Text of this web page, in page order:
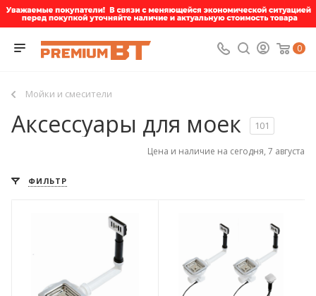
0
Мойки и смесители
Аксессуары для моек 101
Цена и наличие на сегодня, 7 августа
ФИЛЬТР